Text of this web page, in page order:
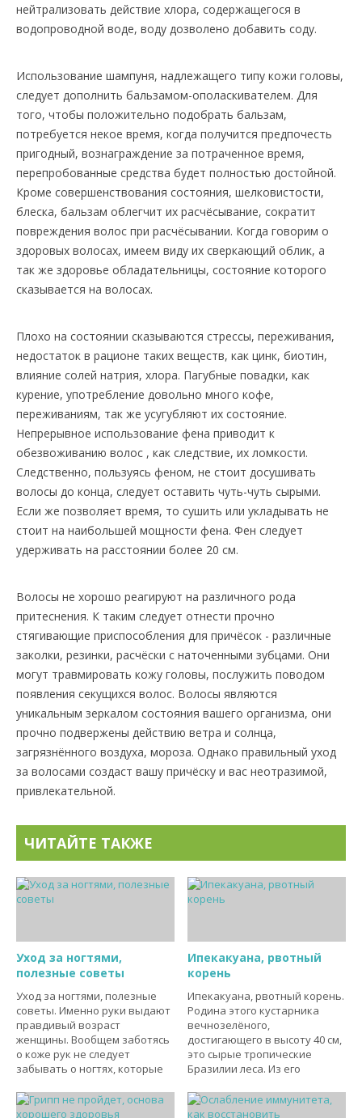
нейтрализовать действие хлора, содержащегося в
водопроводной воде, воду дозволено добавить соду.
Использование шампуня, надлежащего типу кожи головы,
следует дополнить бальзамом-ополаскивателем. Для
того, чтобы положительно подобрать бальзам,
потребуется некое время, когда получится предпочесть
пригодный, вознаграждение за потраченное время,
перепробованные средства будет полностью достойной.
Кроме совершенствования состояния, шелковистости,
блеска, бальзам облегчит их расчёсывание, сократит
повреждения волос при расчёсывании. Когда говорим о
здоровых волосах, имеем виду их сверкающий облик, а
так же здоровье обладательницы, состояние которого
сказывается на волосах.
Плохо на состоянии сказываются стрессы, переживания,
недостаток в рационе таких веществ, как цинк, биотин,
влияние солей натрия, хлора. Пагубные повадки, как
курение, употребление довольно много кофе,
переживаниям, так же усугубляют их состояние.
Непрерывное использование фена приводит к
обезвоживанию волос , как следствие, их ломкости.
Следственно, пользуясь феном, не стоит досушивать
волосы до конца, следует оставить чуть-чуть сырыми.
Если же позволяет время, то сушить или укладывать не
стоит на наибольшей мощности фена. Фен следует
удерживать на расстоянии более 20 см.
Волосы не хорошо реагируют на различного рода
притеснения. К таким следует отнести прочно
стягивающие приспособления для причёсок - различные
заколки, резинки, расчёски с наточенными зубцами. Они
могут травмировать кожу головы, послужить поводом
появления секущихся волос. Волосы являются
уникальным зеркалом состояния вашего организма, они
прочно подвержены действию ветра и солнца,
загрязнённого воздуха, мороза. Однако правильный уход
за волосами создаст вашу причёску и вас неотразимой,
привлекательной.
ЧИТАЙТЕ ТАКЖЕ
Уход за ногтями,
полезные советы
Уход за ногтями, полезные
советы. Именно руки выдают
правдивый возраст
женщины. Вообщем заботясь
о коже рук не следует
забывать о ногтях, которые
Ипекакуана, рвотный
корень
Ипекакуана, рвотный корень.
Родина этого кустарника
вечнозелёного,
достигающего в высоту 40 см,
это сырые тропические
Бразилии леса. Из его